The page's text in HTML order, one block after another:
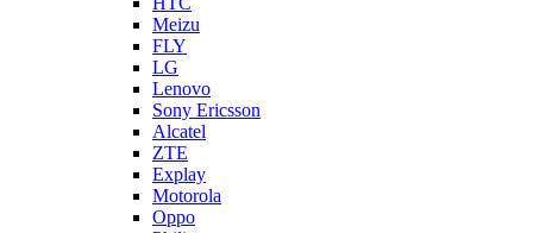
Meizu
FLY
LG
Lenovo
Sony Ericsson
Alcatel
ZTE
Explay
Motorola
Oppo